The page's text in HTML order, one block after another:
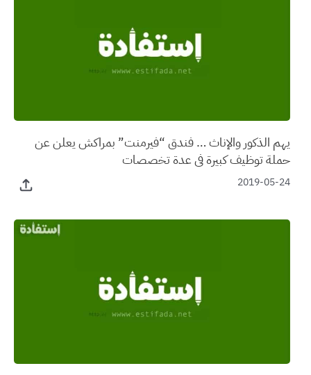
يهم الذكور والإناث … فندق “فيرمنت” بمراكش يعلن عن
حملة توظيف كبيرة في عدة تخصصات
2019-05-24